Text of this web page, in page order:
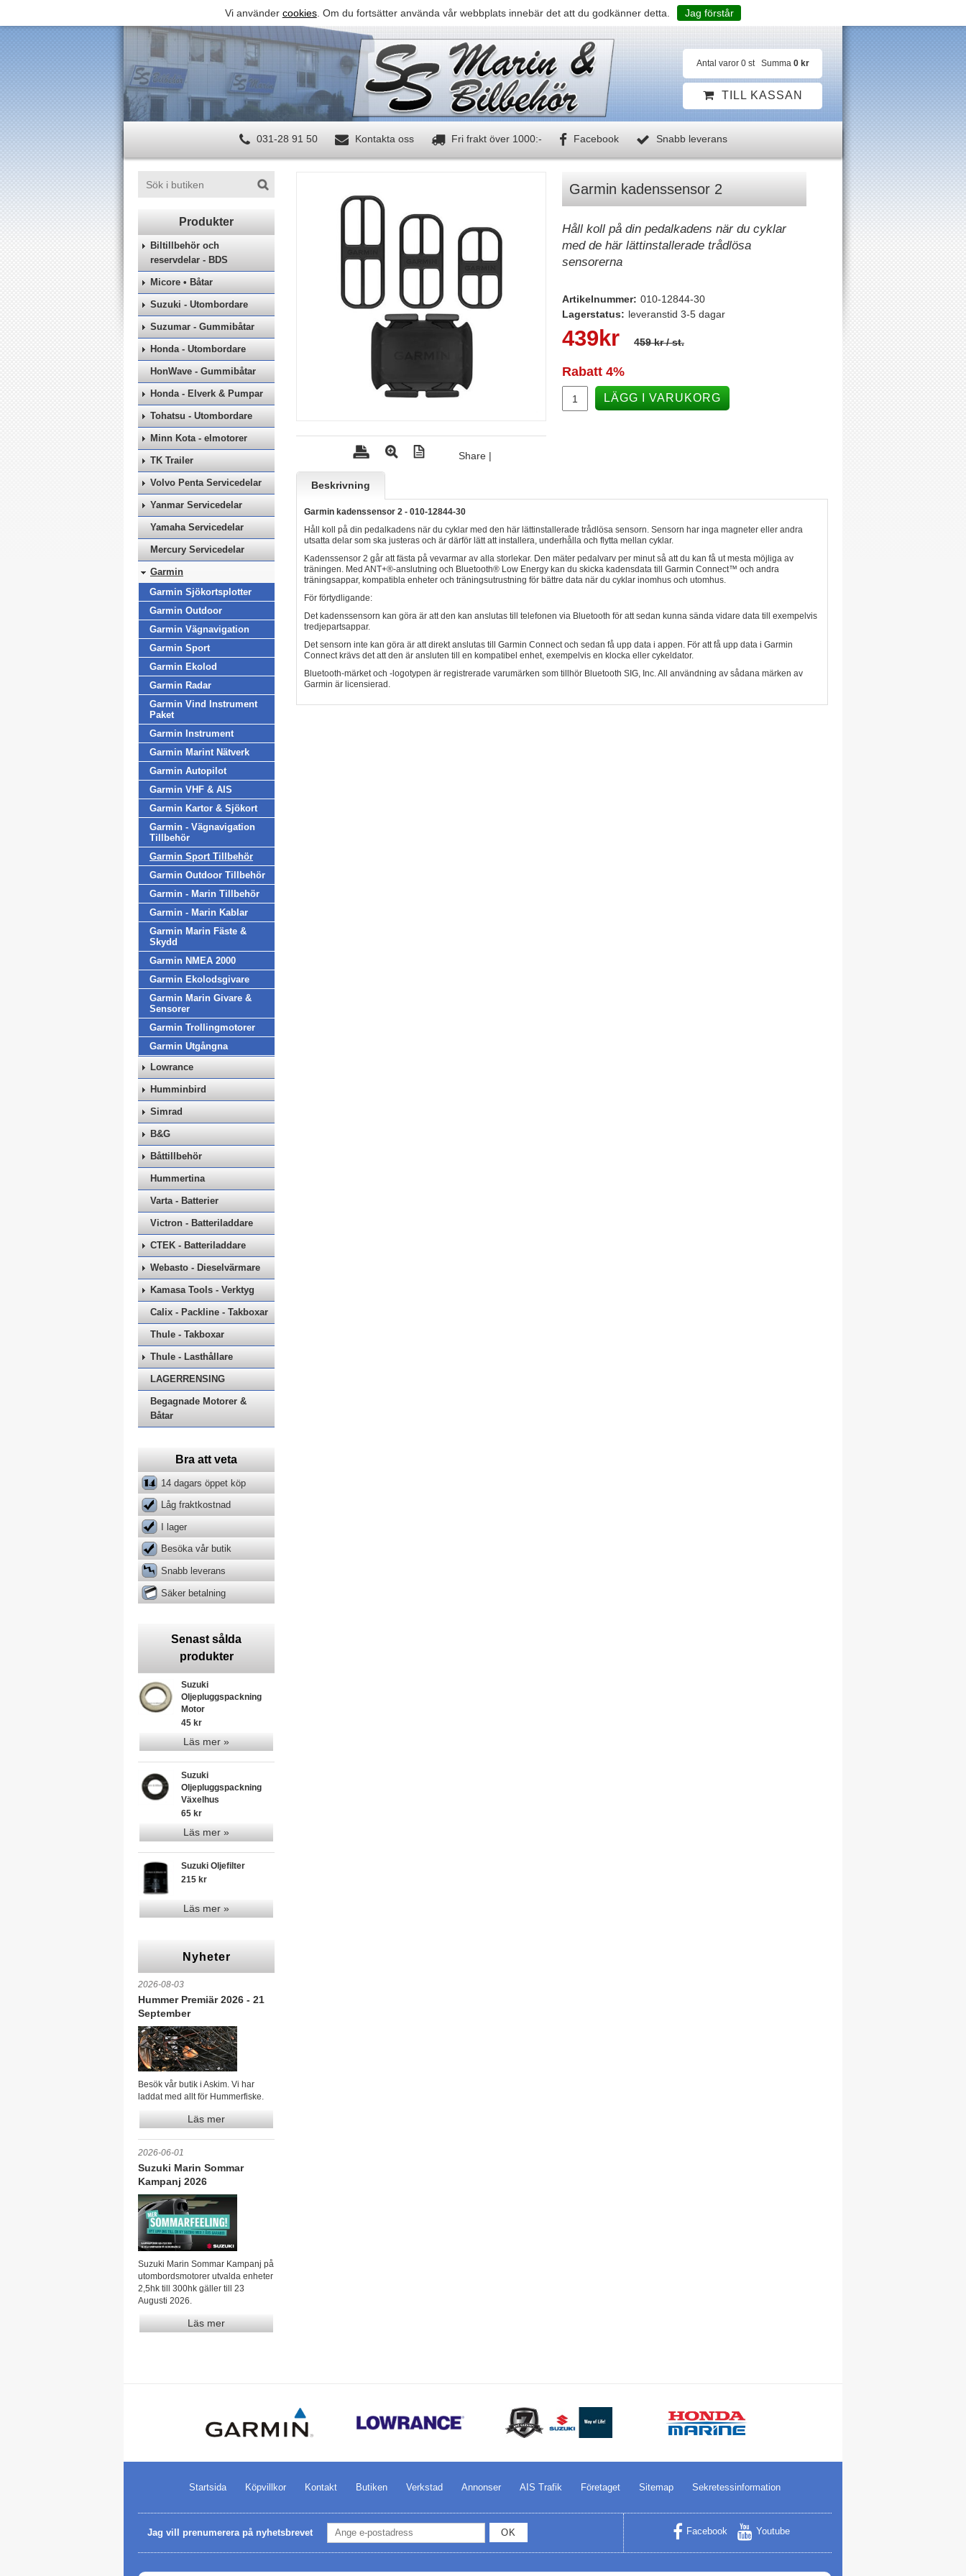
Vi använder cookies. Om du fortsätter använda vår webbplats innebär det att du godkänner detta. Jag förstår
Antal varor 0 st Summa 0 kr
TILL KASSAN
031-28 91 50 Kontakta oss Fri frakt över 1000:- Facebook Snabb leverans
Biltillbehör och
reservdelar - BDS
Micore • Båtar
Suzuki - Utombordare
Suzumar - Gummibåtar
Honda - Utombordare
HonWave - Gummibåtar
Honda - Elverk & Pumpar
Tohatsu - Utombordare
Minn Kota - elmotorer
TK Trailer
Volvo Penta Servicedelar
Yanmar Servicedelar
Yamaha Servicedelar
Mercury Servicedelar
Garmin
Garmin Sjökortsplotter
Garmin Outdoor
Garmin Vägnavigation
Garmin Sport
Garmin Ekolod
Garmin Radar
Garmin Vind Instrument
Paket
Garmin Instrument
Garmin Marint Nätverk
Garmin Autopilot
Garmin VHF & AIS
Garmin Kartor & Sjökort
Garmin - Vägnavigation
Tillbehör
Garmin Sport Tillbehör
Garmin Outdoor Tillbehör
Garmin - Marin Tillbehör
Garmin - Marin Kablar
Garmin Marin Fäste &
Skydd
Garmin NMEA 2000
Garmin Ekolodsgivare
Garmin Marin Givare &
Sensorer
Garmin Trollingmotorer
Garmin Utgångna
Lowrance
Humminbird
Simrad
B&G
Båttillbehör
Hummertina
Varta - Batterier
Victron - Batteriladdare
CTEK - Batteriladdare
Webasto - Dieselvärmare
Kamasa Tools - Verktyg
Calix - Packline - Takboxar
Thule - Takboxar
Thule - Lasthållare
LAGERRENSING
Begagnade Motorer &
Båtar
Bra att veta
14 dagars öppet köp
Låg fraktkostnad
I lager
Besöka vår butik
Snabb leverans
Säker betalning
Share |
Garmin kadenssensor 2
Håll koll på din pedalkadens när du cyklar
med de här lättinstallerade trådlösa
sensorerna
Artikelnummer: 010-12844-30
Lagerstatus: leveranstid 3-5 dagar
439kr 459 kr/ st.
Rabatt 4%
LÄGG I VARUKORG
Beskrivning
Garmin kadenssensor 2 - 010-12844-30
Håll koll på din pedalkadens när du cyklar med den här lättinstallerade trådlösa sensorn. Sensorn har inga magneter eller andra
utsatta delar som ska justeras och är därför lätt att installera, underhålla och flytta mellan cyklar.
Kadenssensor 2 går att fästa på vevarmar av alla storlekar. Den mäter pedalvarv per minut så att du kan få ut mesta möjliga av
träningen. Med ANT+®-anslutning och Bluetooth® Low Energy kan du skicka kadensdata till Garmin Connect™ och andra
träningsappar, kompatibla enheter och träningsutrustning för bättre data när du cyklar inomhus och utomhus.
För förtydligande:
Det kadenssensorn kan göra är att den kan anslutas till telefonen via Bluetooth för att sedan kunna sända vidare data till exempelvis
tredjepartsappar.
Det sensorn inte kan göra är att direkt anslutas till Garmin Connect och sedan få upp data i appen. För att få upp data i Garmin
Connect krävs det att den är ansluten till en kompatibel enhet, exempelvis en klocka eller cykeldator.
Bluetooth-märket och -logotypen är registrerade varumärken som tillhör Bluetooth SIG, Inc. All användning av sådana märken av
Garmin är licensierad.
Senast sålda
produkter
Suzuki
Oljepluggspackning
Motor
45 kr
Läs mer »
Suzuki
Oljepluggspackning
Växelhus
65 kr
Läs mer »
Suzuki Oljefilter
215 kr
Läs mer »
Nyheter
2026-08-03
Hummer Premiär 2026 - 21
September
Besök vår butik i Askim. Vi har
laddat med allt för Hummerfiske.
Läs mer
2026-06-01
Suzuki Marin Sommar
Kampanj 2026
Suzuki Marin Sommar Kampanj på
utombordsmotorer utvalda enheter
2,5hk till 300hk gäller till 23
Augusti 2026.
Läs mer
Startsida Köpvillkor Kontakt Butiken Verkstad Annonser AIS Trafik Företaget Sitemap Sekretessinformation
Jag vill prenumerera på nyhetsbrevet OK Facebook Youtube